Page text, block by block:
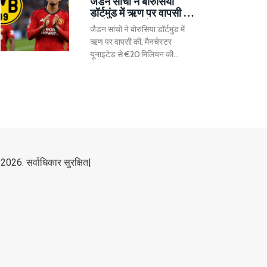
अब तक अजेय बनी हुई हैं और इस मैच
में नियंत्रण के लिए जंग होगी।
डॉर्टमुंड में ऋण पर वापसी की,
मैनचेस्टर यूनाइटेड से क़ीमत
घटेगी
जैडन सांचो ने बोरुसिया डॉर्टमुंड में
ऋण पर वापसी की, मैनचेस्टर
यूनाइटेड से €20 मिलियन की
सर्वाधिकार सुरक्षित|